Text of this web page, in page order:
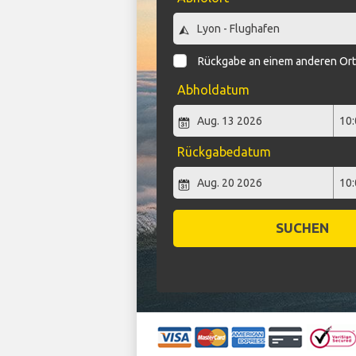
Rückgabe an einem anderen Ort
Abholdatum
Rückgabedatum
SUCHEN